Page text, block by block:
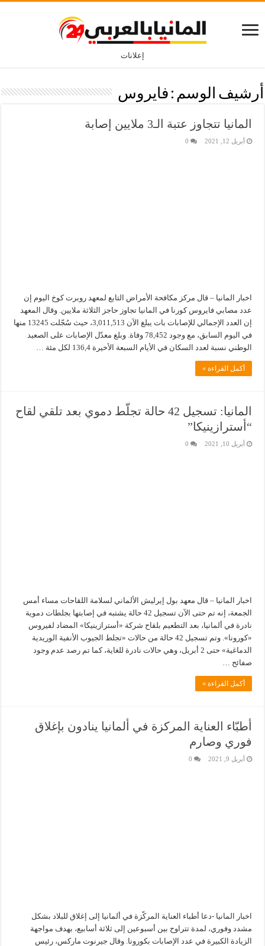
إعلانات
أرشيف الوسم : فايروس
المانيا تتجاوز عتبة الـ3 ملايين إصابة
أبريل 12, 2021 0
اخبار المانيا – قال مركز مكافحة الأمراض التابع لمعهد روبرت كوخ اليوم إن
عدد مصابي فايروس كورنا في المانيا تجاوز حاجز الثلاثة ملايين. وقال المعهد
إن العدد الإجمالي للإصابات بات يبلغ الآن 3,011,513، حيث سُجّلت 13245 منها
في اليوم السابق، مع وجود 78,452 وفاة. وبلغ معدّل الإصابات على الصعيد
الوطني نسبة لعدد السكان في الأيام السبعة الأخيرة 136,4 لكل مئة …
أكمل القراءة »
المانيا: تسجيل 42 حالة تجلّط دموي بعد تلقي لقاح
“أسترازينيكا”
أبريل 10, 2021 0
اخبار المانيا – قال معهد بول إيرليش الألماني لسلامة اللقاحات مساء أمس
الجمعة، إنه تم حتى الآن تسجيل 42 حالة يشتبه في إصابتها بجلطات دموية
نادرة في ألمانيا، بعد التطعيم بلقاح شركة «أسترازينيكا» المضاد لفيروس
«كورونا». وتم تسجيل 42 حالة من حالات «تجلط الجيوب الأنفية الوريدية
الدماغية» حتى 2 أبريل، وهي حالات نادرة للغاية، كما تم رصد عدم وجود
صفائح …
أكمل القراءة »
أطبّاء العناية المركزة في ألمانيا ينادون بإغلاق
فوري وصارم
أبريل 9, 2021 0
اخبار المانيا -دعا أطباء العناية المركّزة في ألمانيا إلى إغلاق للبلاد بشكل
مشدد وفوري، لمدة تتراوح بين أسبوعين إلى ثلاثة أسابيع، بهدف مواجهة
الزيادة الكبيرة في عدد الإصابات بكورونا. وقال جيرنوت ماركس، رئيس